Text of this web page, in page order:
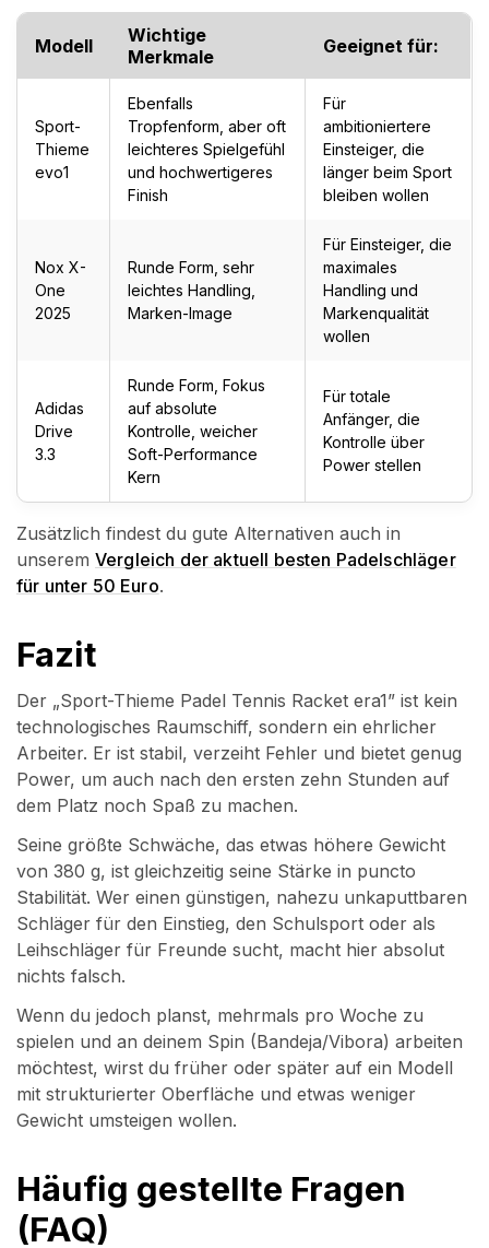
Modell
Wichtige
Merkmale
Geeignet für:
Sport-
Thieme
evo1
Ebenfalls
Tropfenform, aber oft
leichteres Spielgefühl
und hochwertigeres
Finish
Für
ambitioniertere
Einsteiger, die
länger beim Sport
bleiben wollen
Nox X-
One
2025
Runde Form, sehr
leichtes Handling,
Marken-Image
Für Einsteiger, die
maximales
Handling und
Markenqualität
wollen
Adidas
Drive
3.3
Runde Form, Fokus
auf absolute
Kontrolle, weicher
Soft-Performance
Kern
Für totale
Anfänger, die
Kontrolle über
Power stellen
Zusätzlich findest du gute Alternativen auch in
unserem Vergleich der aktuell besten Padelschläger
für unter 50 Euro.
Fazit
Der „Sport-Thieme Padel Tennis Racket era1” ist kein
technologisches Raumschiff, sondern ein ehrlicher
Arbeiter. Er ist stabil, verzeiht Fehler und bietet genug
Power, um auch nach den ersten zehn Stunden auf
dem Platz noch Spaß zu machen.
Seine größte Schwäche, das etwas höhere Gewicht
von 380 g, ist gleichzeitig seine Stärke in puncto
Stabilität. Wer einen günstigen, nahezu unkaputtbaren
Schläger für den Einstieg, den Schulsport oder als
Leihschläger für Freunde sucht, macht hier absolut
nichts falsch.
Wenn du jedoch planst, mehrmals pro Woche zu
spielen und an deinem Spin (Bandeja/Vibora) arbeiten
möchtest, wirst du früher oder später auf ein Modell
mit strukturierter Oberfläche und etwas weniger
Gewicht umsteigen wollen.
Häufig gestellte Fragen
(FAQ)